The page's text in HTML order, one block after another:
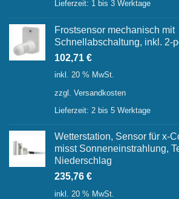
Lieferzeit: 1 bis 3 Werktage
Frostsensor mechanisch mit
Schnellabschaltung, inkl. 2-
102,71 €
inkl. 20 % MwSt.
zzgl. Versandkosten
Lieferzeit: 2 bis 5 Werktage
Wetterstation, Sensor für x-
misst Sonneneinstrahlung,
Niederschlag
235,76 €
inkl. 20 % MwSt.